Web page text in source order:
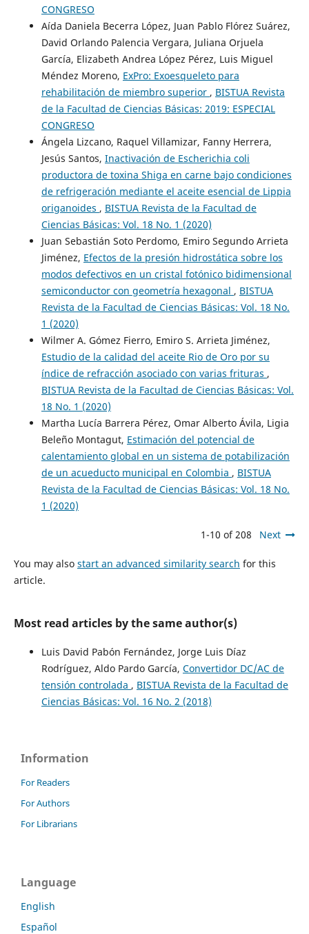
CONGRESO
Aída Daniela Becerra López, Juan Pablo Flórez Suárez,
David Orlando Palencia Vergara, Juliana Orjuela
García, Elizabeth Andrea López Pérez, Luis Miguel
Méndez Moreno, ExPro: Exoesqueleto para
rehabilitación de miembro superior , BISTUA Revista
de la Facultad de Ciencias Básicas: 2019: ESPECIAL
CONGRESO
Ángela Lizcano, Raquel Villamizar, Fanny Herrera,
Jesús Santos, Inactivación de Escherichia coli
productora de toxina Shiga en carne bajo condiciones
de refrigeración mediante el aceite esencial de Lippia
origanoides , BISTUA Revista de la Facultad de
Ciencias Básicas: Vol. 18 No. 1 (2020)
Juan Sebastián Soto Perdomo, Emiro Segundo Arrieta
Jiménez, Efectos de la presión hidrostática sobre los
modos defectivos en un cristal fotónico bidimensional
semiconductor con geometría hexagonal , BISTUA
Revista de la Facultad de Ciencias Básicas: Vol. 18 No.
1 (2020)
Wilmer A. Gómez Fierro, Emiro S. Arrieta Jiménez,
Estudio de la calidad del aceite Rio de Oro por su
índice de refracción asociado con varias frituras ,
BISTUA Revista de la Facultad de Ciencias Básicas: Vol.
18 No. 1 (2020)
Martha Lucía Barrera Pérez, Omar Alberto Ávila, Ligia
Beleño Montagut, Estimación del potencial de
calentamiento global en un sistema de potabilización
de un acueducto municipal en Colombia , BISTUA
Revista de la Facultad de Ciencias Básicas: Vol. 18 No.
1 (2020)
1-10 of 208 Next
You may also start an advanced similarity search for this
article.
Most read articles by the same author(s)
Luis David Pabón Fernández, Jorge Luis Díaz
Rodríguez, Aldo Pardo García, Convertidor DC/AC de
tensión controlada , BISTUA Revista de la Facultad de
Ciencias Básicas: Vol. 16 No. 2 (2018)
Information
For Readers
For Authors
For Librarians
Language
English
Español